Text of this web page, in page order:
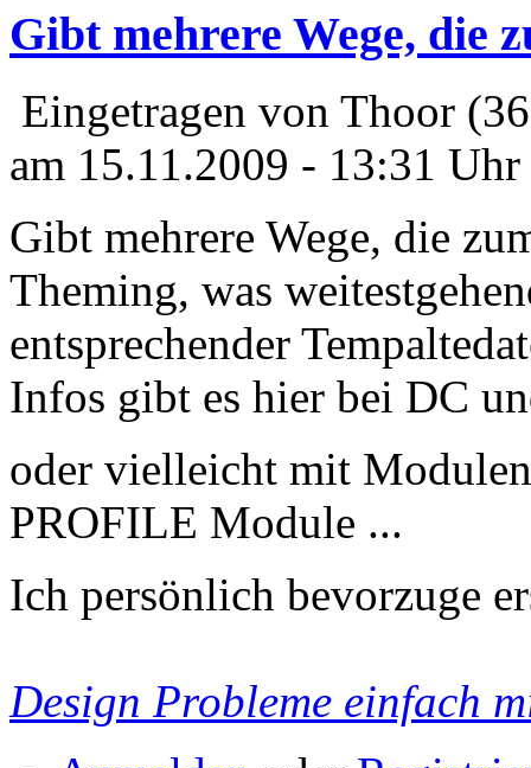
Gibt mehrere Wege, die
Eingetragen von Thoor
am 15.11.2009 - 13:31 Uhr
Gibt mehrere Wege, die
Theming, was
entsprechender
Infos gibt es hier bei DC
oder vielleicht mit
PROFILE Module ...
Ich persönlich bevorzuge
Design Probleme einfach